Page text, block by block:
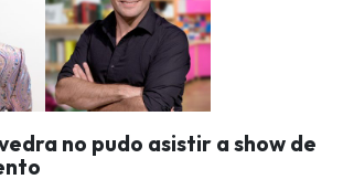
no pudo asistir a show de